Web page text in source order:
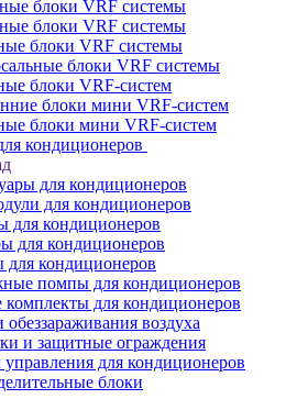
блоки VRF системы
блоки VRF системы
блоки VRF системы
блоки VRF системы
блоки VRF-систем
блоки мини VRF-систем
блоки мини VRF-систем
кондиционеров
для кондиционеров
для кондиционеров
для кондиционеров
для кондиционеров
для кондиционеров
помпы для кондиционеров
для кондиционеров
воздуха
и защитные ограждения
для кондиционеров
блоки